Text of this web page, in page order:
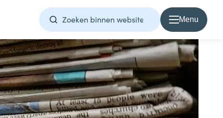
Menu
Over Samen1Nergie
Over Samen1Nergie